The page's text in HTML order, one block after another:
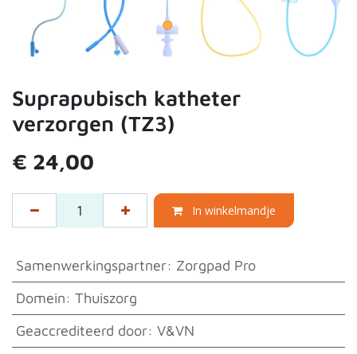
Suprapubisch katheter
verzorgen (TZ3)
€ 24,00
In winkelmandje
Samenwerkingspartner: Zorgpad Pro
Domein: Thuiszorg
Geaccrediteerd door: V&VN